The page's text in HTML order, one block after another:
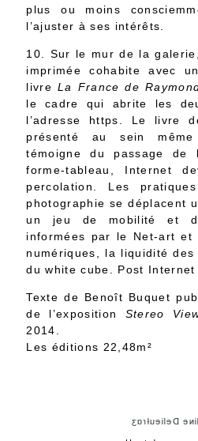
plus ou moins
l’ajuster à ses intérêts.
10. Sur le mur de la
imprimée cohabite avec
livre La France de
le cadre qui abrite les
l’adresse https. Le livre
présenté au sein
témoigne du passage de
forme-tableau, Internet
percolation. Les
photographie se déplacent
un jeu de mobilité et de
informées par le Net-art et
numériques, la liquidité
du white cube. Post Internet
Texte de Benoît Buquet
de l’exposition Stereo
2014.
Les éditions 22,48m²
Cɑɾoliɴe